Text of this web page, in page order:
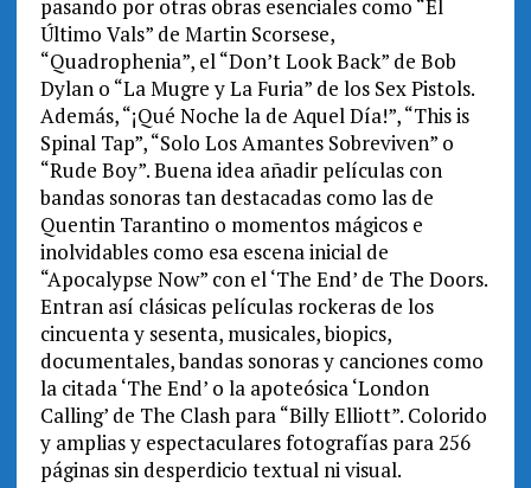
pasando por otras obras esenciales como “El
Último Vals” de Martin Scorsese,
“Quadrophenia”, el “Don’t Look Back” de Bob
Dylan o “La Mugre y La Furia” de los Sex Pistols.
Además, “¡Qué Noche la de Aquel Día!”, “This is
Spinal Tap”, “Solo Los Amantes Sobreviven” o
“Rude Boy”. Buena idea añadir películas con
bandas sonoras tan destacadas como las de
Quentin Tarantino o momentos mágicos e
inolvidables como esa escena inicial de
“Apocalypse Now” con el ‘The End’ de The Doors.
Entran así clásicas películas rockeras de los
cincuenta y sesenta, musicales, biopics,
documentales, bandas sonoras y canciones como
la citada ‘The End’ o la apoteósica ‘London
Calling’ de The Clash para “Billy Elliott”. Colorido
y amplias y espectaculares fotografías para 256
páginas sin desperdicio textual ni visual.